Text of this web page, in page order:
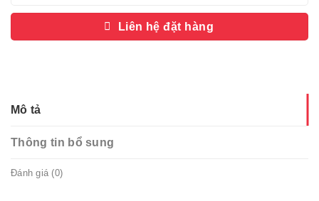
Liên hệ đặt hàng
Mô tả
Thông tin bổ sung
Đánh giá (0)